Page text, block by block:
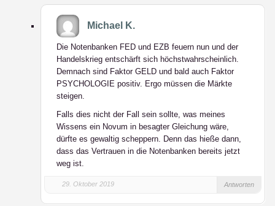
Michael K.
Die Notenbanken FED und EZB feuern nun und der
Handelskrieg entschärft sich höchstwahrscheinlich.
Demnach sind Faktor GELD und bald auch Faktor
PSYCHOLOGIE positiv. Ergo müssen die Märkte
steigen.
Falls dies nicht der Fall sein sollte, was meines
Wissens ein Novum in besagter Gleichung wäre,
dürfte es gewaltig scheppern. Denn das hieße dann,
dass das Vertrauen in die Notenbanken bereits jetzt
weg ist.
29. Oktober 2019 Antworten